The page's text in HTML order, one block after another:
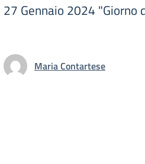
27 Gennaio 2024 "Giorno
Maria Contartese